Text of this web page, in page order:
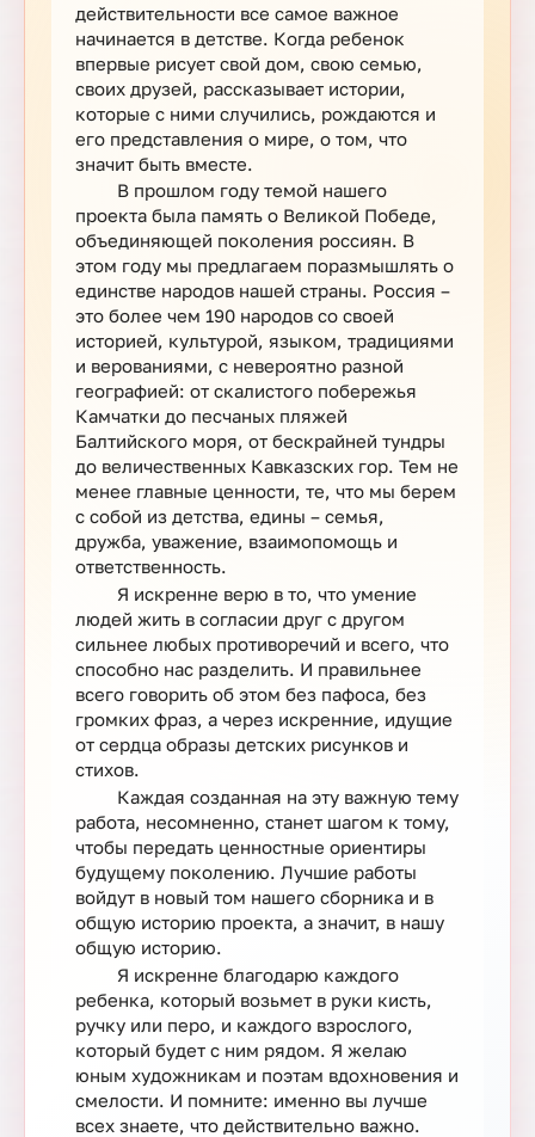
действительности все самое важное
начинается в детстве. Когда ребенок
впервые рисует свой дом, свою семью,
своих друзей, рассказывает истории,
которые с ними случились, рождаются и
его представления о мире, о том, что
значит быть вместе.
В прошлом году темой нашего
проекта была память о Великой Победе,
объединяющей поколения россиян. В
этом году мы предлагаем поразмышлять о
единстве народов нашей страны. Россия –
это более чем 190 народов со своей
историей, культурой, языком, традициями
и верованиями, с невероятно разной
географией: от скалистого побережья
Камчатки до песчаных пляжей
Балтийского моря, от бескрайней тундры
до величественных Кавказских гор. Тем не
менее главные ценности, те, что мы берем
с собой из детства, едины – семья,
дружба, уважение, взаимопомощь и
ответственность.
Я искренне верю в то, что умение
людей жить в согласии друг с другом
сильнее любых противоречий и всего, что
способно нас разделить. И правильнее
всего говорить об этом без пафоса, без
громких фраз, а через искренние, идущие
от сердца образы детских рисунков и
стихов.
Каждая созданная на эту важную тему
работа, несомненно, станет шагом к тому,
чтобы передать ценностные ориентиры
будущему поколению. Лучшие работы
войдут в новый том нашего сборника и в
общую историю проекта, а значит, в нашу
общую историю.
Я искренне благодарю каждого
ребенка, который возьмет в руки кисть,
ручку или перо, и каждого взрослого,
который будет с ним рядом. Я желаю
юным художникам и поэтам вдохновения и
смелости. И помните: именно вы лучше
всех знаете, что действительно важно.